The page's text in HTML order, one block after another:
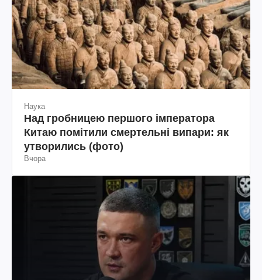
Наука
Над гробницею першого імператора
Китаю помітили смертельні випари: як
утворились (фото)
Вчора